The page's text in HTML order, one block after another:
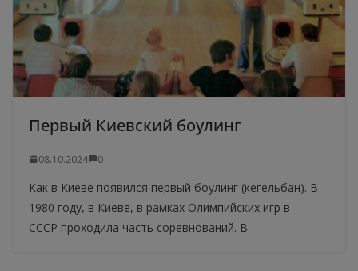
Первый Киевский боулинг
08.10.2024 0
Как в Киеве появился первый боулинг (кегельбан). В
1980 году, в Киеве, в рамках Олимпийских игр в
СССР проходила часть соревнований. В